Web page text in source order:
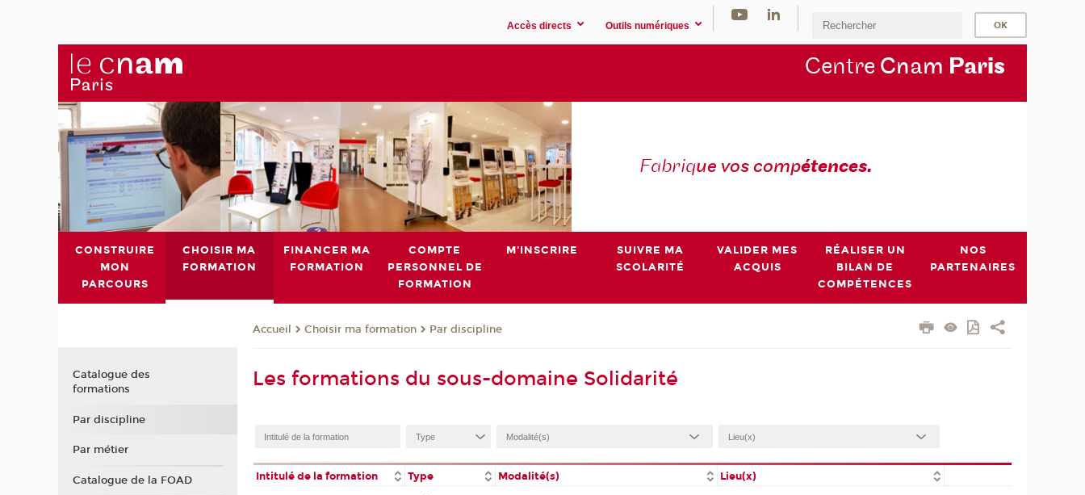
Accès directs Outils numériques
Centre Cnam Paris
Fabrique vos compétences.
CONSTRUIRE
MON
PARCOURS
CHOISIR MA
FORMATION
FINANCER MA
FORMATION
COMPTE
PERSONNEL DE
FORMATION
M'INSCRIRE
SUIVRE MA
SCOLARITÉ
VALIDER MES
ACQUIS
RÉALISER UN
BILAN DE
COMPÉTENCES
NOS
PARTENAIRES
Accueil Choisir ma formation Par discipline
Les formations du sous-domaine Solidarité
Intitulé de la formation Type Modalité(s) Lieu(x)
Catalogue des
formations
Par discipline
Par métier
Catalogue de la FOAD